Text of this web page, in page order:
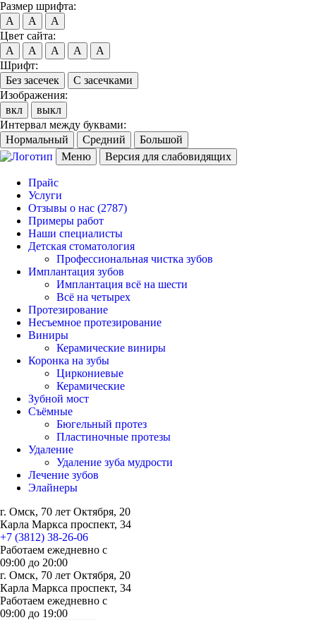
Размер шрифта:
A
A
A
Цвет сайта:
A
A A A
A
Шрифт:
Без засечек
С засечками
Изображения:
вкл
выкл
Интервал между буквами:
Нормальный
Средний
Большой
Меню
Версия для слабовидящих
Прайс
Услуги
Отзывы о нас (2787)
Примеры работ
Наши специалисты
Детская стоматология
Профессиональная чистка зубов
Имплантация зубов
Имплантация всё на шести
Всё на четырех
Протезирование
Несъемное протезирование
Виниры
Керамические виниры
Коронка на зубы
Циркониевые
Керамические
Зубной мост
Съёмные
Бюгельный протез
Пластиночные протезы
Удаление
Удаление зуба мудрости
Лечение зубов
Элайнеры
г. Омск, 70 лет Октября, 20
Карла Маркса проспект, 34
+7 (3812) 38-26-06
Работаем ежедневно с
09:00 до 20:00
г. Омск, 70 лет Октября, 20
Карла Маркса проспект, 34
Работаем ежедневно с
09:00 до 19:00